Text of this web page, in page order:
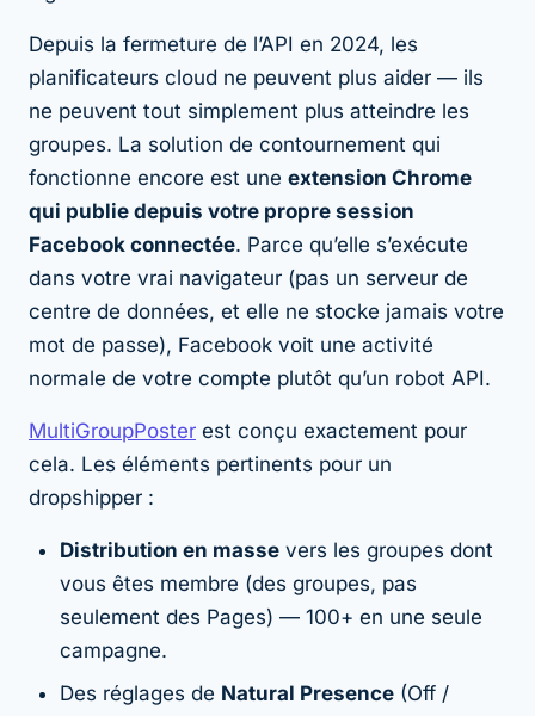
Depuis la fermeture de l’API en 2024, les
planificateurs cloud ne peuvent plus aider — ils
ne peuvent tout simplement plus atteindre les
groupes. La solution de contournement qui
fonctionne encore est une extension Chrome
qui publie depuis votre propre session
Facebook connectée. Parce qu’elle s’exécute
dans votre vrai navigateur (pas un serveur de
centre de données, et elle ne stocke jamais votre
mot de passe), Facebook voit une activité
normale de votre compte plutôt qu’un robot API.
MultiGroupPoster est conçu exactement pour
cela. Les éléments pertinents pour un
dropshipper :
Distribution en masse vers les groupes dont
vous êtes membre (des groupes, pas
seulement des Pages) — 100+ en une seule
campagne.
Des réglages de Natural Presence (Off /